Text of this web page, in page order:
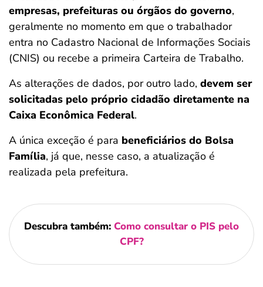
empresas, prefeituras ou órgãos do governo,
geralmente no momento em que o trabalhador
entra no Cadastro Nacional de Informações Sociais
(CNIS) ou recebe a primeira Carteira de Trabalho.
As alterações de dados, por outro lado, devem ser
solicitadas pelo próprio cidadão diretamente na
Caixa Econômica Federal.
A única exceção é para beneficiários do Bolsa
Família, já que, nesse caso, a atualização é
realizada pela prefeitura.
Descubra também: Como consultar o PIS pelo
CPF?